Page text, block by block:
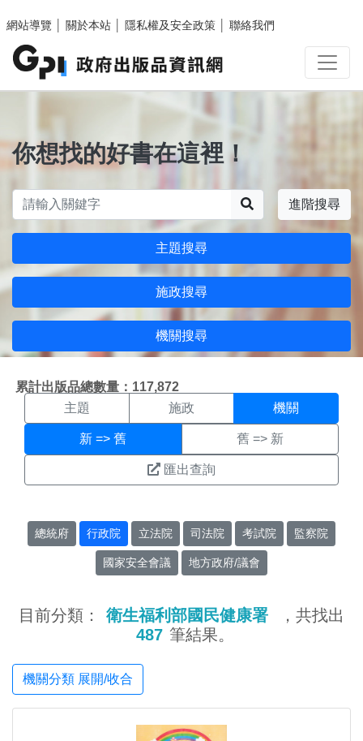
網站導覽
關於本站 隱私權及安全政策 聯絡我們
你想找的好書在這裡！
進階搜尋
主題搜尋
施政搜尋
機關搜尋
累計出版品總數量：117,872
機關搜尋結果頁面
主題 施政 機關
新 => 舊 舊 => 新
匯出查詢
總統府 行政院 立法院 司法院 考試院 監察院
國家安全會議 地方政府/議會
目前分類： 衛生福利部國民健康署
，共找出
487 筆結果。
機關分類 展開/收合